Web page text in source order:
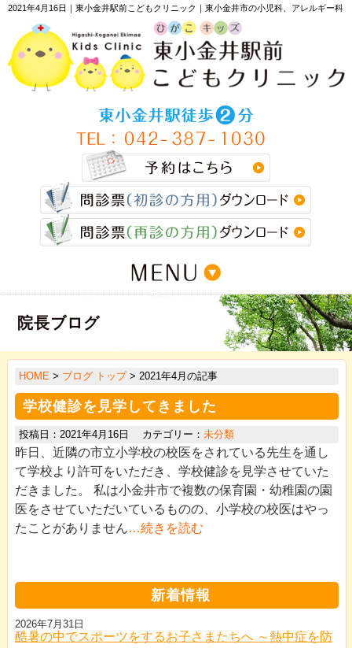
2021年4月16日｜東小金井駅前こどもクリニック｜東小金井市の小児科、アレルギー科
>
>
>
院長ブログ
HOME > ブログ トップ> 2021年4月の記事
学校健診を見学してきました
投稿日：2021年4月16日 カテゴリー： 未分類
昨日、近隣の市立小学校の校医をされている先生を通し
て学校より許可をいただき、学校健診を見学させていた
だきました。 私は小金井市で複数の保育園・幼稚園の園
医をさせていただいているものの、小学校の校医はやっ
たことがありません…続きを読む
新着情報
酷暑の中でスポーツをするお子さまたちへ ～熱中症を防
2026年7月31日